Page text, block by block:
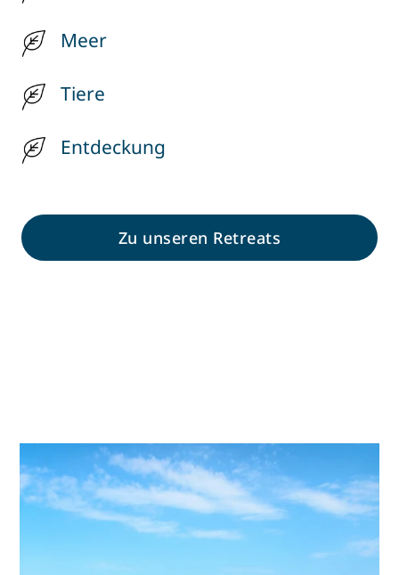
Meer
Tiere
Entdeckung
Zu unseren Retreats